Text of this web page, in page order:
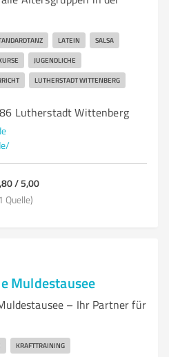
LATEIN SALSA
JUGENDLICHE
LUTHERSTADT WITTENBERG
Lutherstadt Wittenberg
/ 5,00
Quelle)
Muldestausee
– Ihr Partner für
KRAFTTRAINING